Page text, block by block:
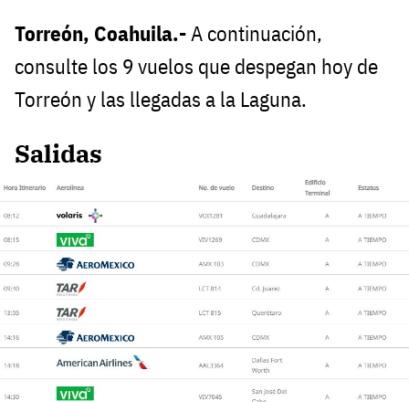
Torreón, Coahuila.-A continuación,
consulte los 9 vuelos que despegan hoy de
Torreón y las llegadas a la Laguna.
Salidas